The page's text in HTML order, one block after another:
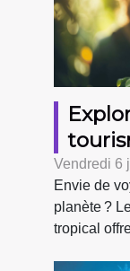
Vendredi 6
Envie de
planète ?
tropical